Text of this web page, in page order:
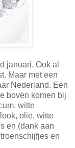
januari. Ook al
Maar met een
Nederland. Een
boven komen bij
witte
olie, witte
en (dank aan
en